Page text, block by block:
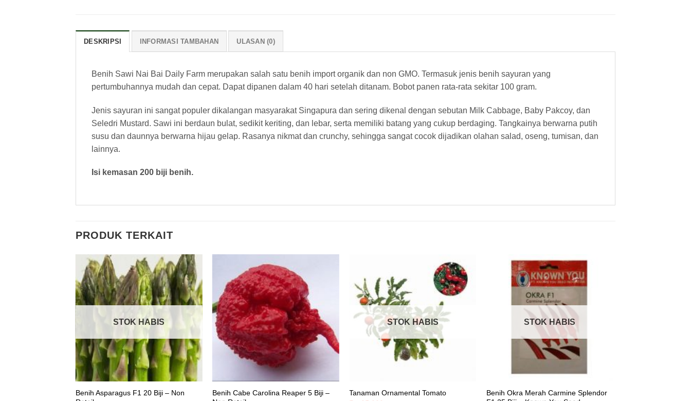
DESKRIPSI INFORMASI TAMBAHAN ULASAN (0)
Benih Sawi Nai Bai Daily Farm merupakan salah satu benih import organik dan non GMO. Termasuk jenis benih sayuran yang
pertumbuhannya mudah dan cepat. Dapat dipanen dalam 40 hari setelah ditanam. Bobot panen rata-rata sekitar 100 gram.
Jenis sayuran ini sangat populer dikalangan masyarakat Singapura dan sering dikenal dengan sebutan Milk Cabbage, Baby Pakcoy, dan
Seledri Mustard. Sawi ini berdaun bulat, sedikit keriting, dan lebar, serta memiliki batang yang cukup berdaging. Tangkainya berwarna putih
susu dan daunnya berwarna hijau gelap. Rasanya nikmat dan crunchy, sehingga sangat cocok dijadikan olahan salad, oseng, tumisan, dan
lainnya.
Isi kemasan 200 biji benih.
PRODUK TERKAIT
STOK HABIS
Benih Asparagus F1 20 Biji – Non
Benih Cabe Carolina Reaper 5 Biji –
STOK HABIS
Tanaman Ornamental Tomato
STOK HABIS
Benih Okra Merah Carmine Splendor